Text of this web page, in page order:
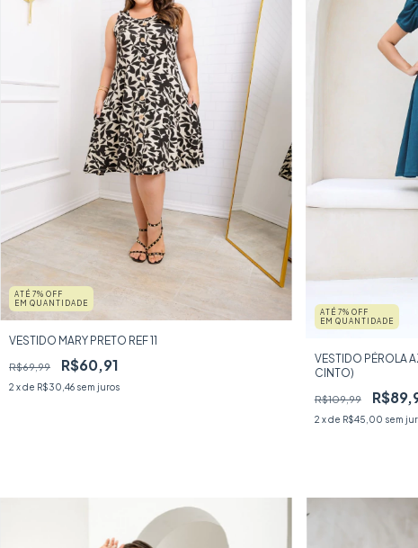
ATÉ 7% OFF
EM QUANTIDADE
VESTIDO MARY PRETO REF 11
R$69,99 R$60,91
2 x de R$30,46 sem juros
ATÉ 7% OFF
EM QUANTIDADE
VESTIDO PÉROLA
CINTO)
R$109,99
2 x de R$45,00 sem